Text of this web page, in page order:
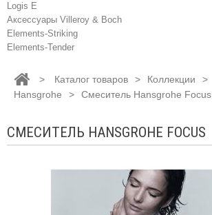
Logis E
Аксессуары Villeroy & Boch
Elements-Striking
Elements-Tender
> Каталог товаров > Коллекции >
Hansgrohe
> Смеситель Hansgrohe Focus
СМЕСИТЕЛЬ HANSGROHE FOCUS